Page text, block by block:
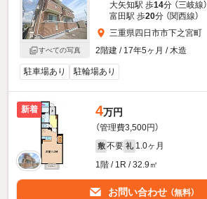
すべての写真
大矢知駅 歩14分 （三岐線）
富田駅 歩20分 （関西線）
三重県四日市市下之宮町
2階建 / 17年5ヶ月 / 木造
駐車場あり 駐輪場あり
新着 4万円
（管理費3,500円）
敷 不要 礼 1.0ヶ月
1階 / 1R / 32.9㎡
お問い合わせ （無料）